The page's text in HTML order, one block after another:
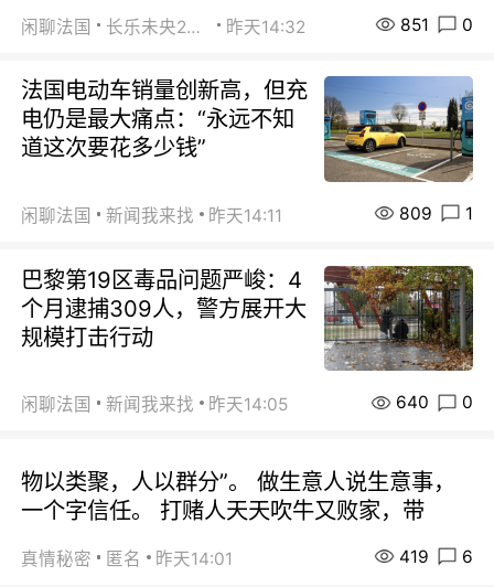
闲聊法国 长乐未央2015 昨天14:32 851 0
法国电动车销量创新高，但充
电仍是最大痛点：“永远不知
道这次要花多少钱”
闲聊法国 新闻我来找 昨天14:11 809 1
巴黎第19区毒品问题严峻：4
个月逮捕309人，警方展开大
规模打击行动
闲聊法国 新闻我来找 昨天14:05 640 0
物以类聚，人以群分”。 做生意人说生意事，
一个字信任。 打赌人天天吹牛又败家，带
真情秘密 匿名 昨天14:01 419 6